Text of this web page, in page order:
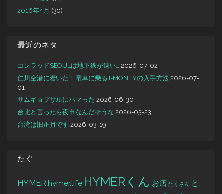
2016年4月 (30)
最近のネタ
コンラッドSEOULは地下鉄が遠い… 2026-07-02
仁川空港に着いた！電車に乗るT-MONEYの入手方法 2026-07-
01
サムギョプサルにハマった 2026-06-30
台北と言ったら夜市なんだそうな 2026-03-23
台湾は旧正月です 2026-03-19
たぐ
HYMER hymer.life HYMERくん お店 たくさん と